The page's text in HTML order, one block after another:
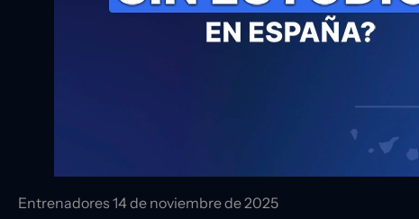
Entrenadores 14 de noviembre de 2025